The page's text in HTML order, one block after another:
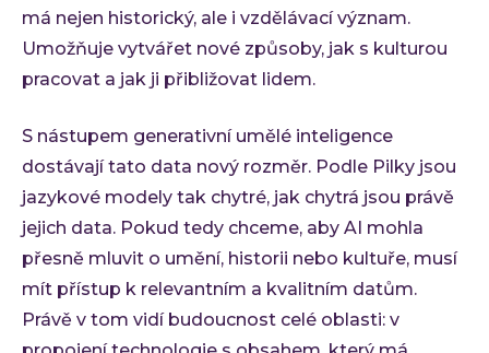
má nejen historický, ale i vzdělávací význam.
Umožňuje vytvářet nové způsoby, jak s kulturou
pracovat a jak ji přibližovat lidem.
S nástupem generativní umělé inteligence
dostávají tato data nový rozměr. Podle Pilky jsou
jazykové modely tak chytré, jak chytrá jsou právě
jejich data. Pokud tedy chceme, aby AI mohla
přesně mluvit o umění, historii nebo kultuře, musí
mít přístup k relevantním a kvalitním datům.
Právě v tom vidí budoucnost celé oblasti: v